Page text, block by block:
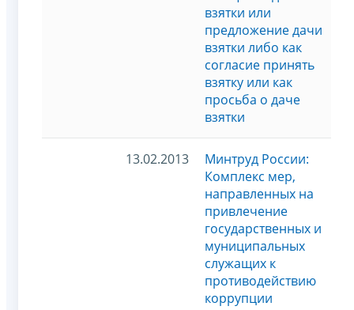
взятки или
предложение дачи
взятки либо как
согласие принять
взятку или как
просьба о даче
взятки
13.02.2013
Минтруд России:
Комплекс мер,
направленных на
привлечение
государственных и
муниципальных
служащих к
противодействию
коррупции